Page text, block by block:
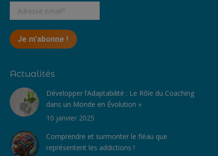
Actualités
Développer l’Adaptabilité : Le Rôle du Coaching
dans un Monde en Évolution »
10 janvier 2025
Comprendre et surmonter le fléau que
représentent les addictions !